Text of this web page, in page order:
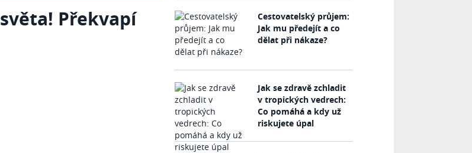
Překvapí
Cestovatelský průjem:
Jak mu předejít a co
dělat při nákaze?
Jak se zdravě zchladit
v tropických vedrech:
Co pomáhá a kdy už
riskujete úpal